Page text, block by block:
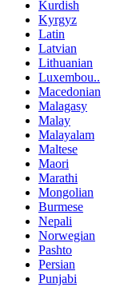
Kurdish
Kyrgyz
Latin
Latvian
Lithuanian
Luxembou..
Macedonian
Malagasy
Malay
Malayalam
Maltese
Maori
Marathi
Mongolian
Burmese
Nepali
Norwegian
Pashto
Persian
Punjabi